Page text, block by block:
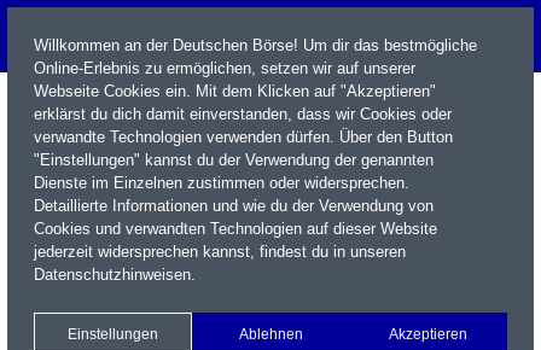
Name / WKN / ISIN / Kürzel
Xetra Realtime
Watchlist Portfolio Login
Willkommen an der Deutschen Börse! Um dir das bestmögliche
Online-Erlebnis zu ermöglichen, setzen wir auf unserer
Webseite Cookies ein. Mit dem Klicken auf "Akzeptieren"
erklärst du dich damit einverstanden, dass wir Cookies oder
verwandte Technologien verwenden dürfen. Über den Button
"Einstellungen" kannst du der Verwendung der genannten
Dienste im Einzelnen zustimmen oder widersprechen.
Detaillierte Informationen und wie du der Verwendung von
Cookies und verwandten Technologien auf dieser Website
jederzeit widersprechen kannst, findest du in unseren
Datenschutzhinweisen.
Einstellungen Ablehnen Akzeptieren